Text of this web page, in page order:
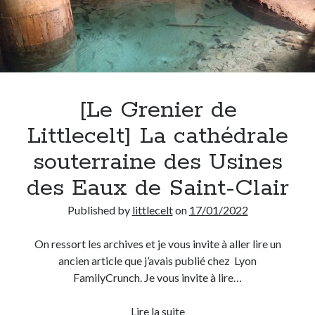
[Le Grenier de
Littlecelt] La cathédrale
souterraine des Usines
des Eaux de Saint-Clair
Published by littlecelton 17/01/2022
On ressort les archives et je vous invite à aller lire un
ancien article que j’avais publié chez Lyon
FamilyCrunch. Je vous invite à lire…
Lire la suite[Le